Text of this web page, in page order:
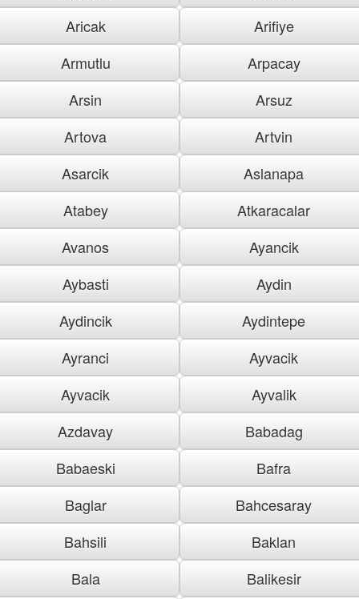
Aricak
Arifiye
Armutlu
Arpacay
Arsin
Arsuz
Artova
Artvin
Asarcik
Aslanapa
Atabey
Atkaracalar
Avanos
Ayancik
Aybasti
Aydin
Aydincik
Aydintepe
Ayranci
Ayvacik
Ayvacik
Ayvalik
Azdavay
Babadag
Babaeski
Bafra
Baglar
Bahcesaray
Bahsili
Baklan
Bala
Balikesir